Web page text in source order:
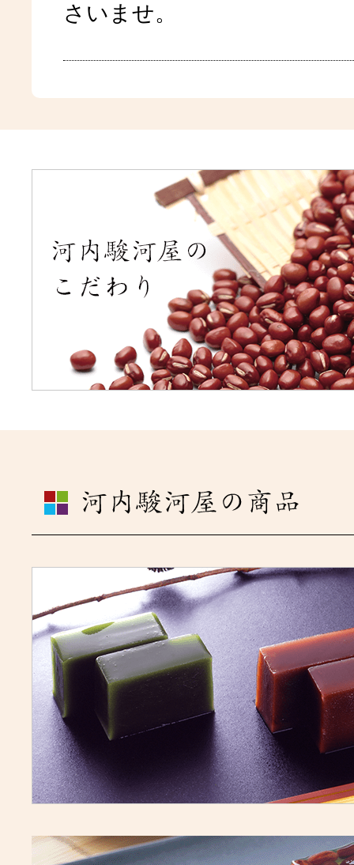
さいませ。
2025年3月3日より、河内駿
「デザートコレクショ
ーアルいたします。素材を
と彩りにこだわった自信作
賞味くださいませ。